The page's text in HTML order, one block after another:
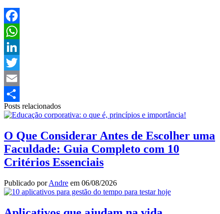
Facebook
WhatsApp
LinkedIn
Twitter
Email
Share
Posts relacionados
O Que Considerar Antes de Escolher uma
Faculdade: Guia Completo com 10
Critérios Essenciais
Publicado porAndre em 06/08/2026